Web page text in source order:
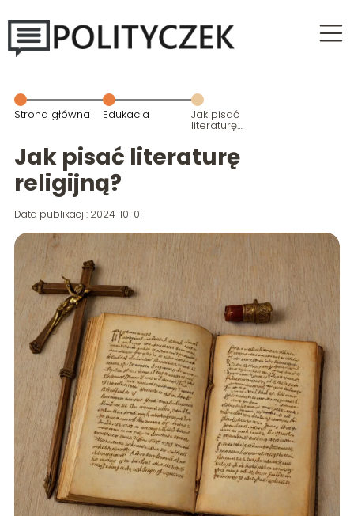
Strona główna Edukacja Jak pisać
literaturę
religijną?
Jak pisać literaturę
religijną?
Data publikacji: 2024-10-01